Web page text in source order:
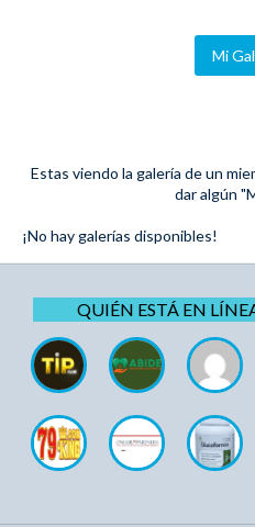
Mi
Estas viendo la galería de un
dar algún
¡No hay galerías disponibles!
QUIÉN ESTÁ EN